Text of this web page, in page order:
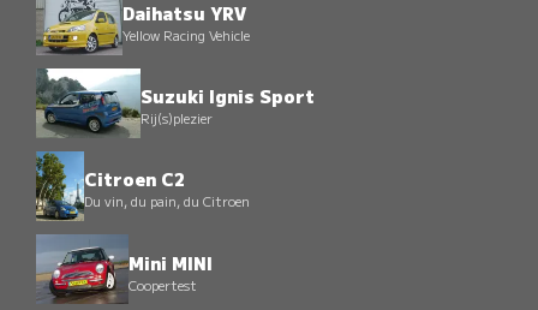
Daihatsu YRV
Yellow Racing Vehicle
Suzuki Ignis Sport
Rij(s)plezier
Citroen C2
Du vin, du pain, du Citroen
Mini MINI
Coopertest